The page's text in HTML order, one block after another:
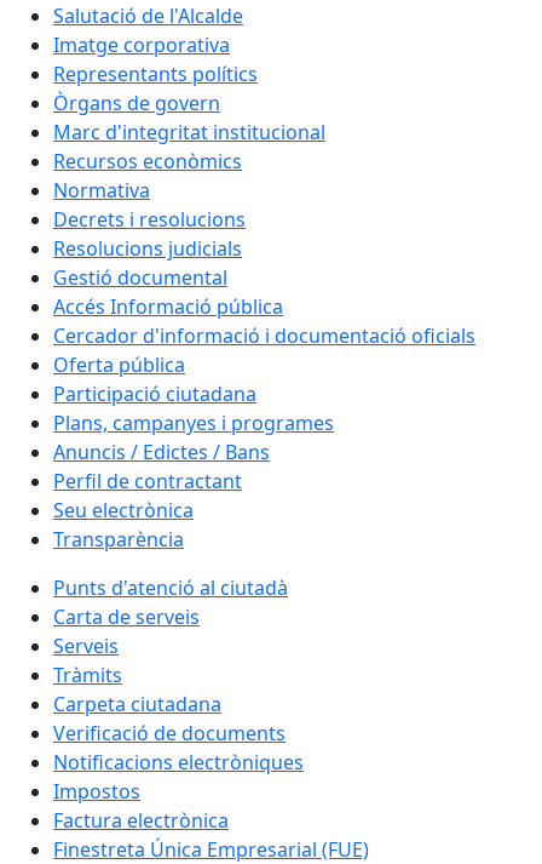
Salutació de l'Alcalde
Imatge corporativa
Representants polítics
Òrgans de govern
Marc d'integritat institucional
Recursos econòmics
Normativa
Decrets i resolucions
Resolucions judicials
Gestió documental
Accés Informació pública
Cercador d'informació i documentació oficials
Oferta pública
Participació ciutadana
Plans, campanyes i programes
Anuncis / Edictes / Bans
Perfil de contractant
Seu electrònica
Transparència
Punts d'atenció al ciutadà
Carta de serveis
Serveis
Tràmits
Carpeta ciutadana
Verificació de documents
Notificacions electròniques
Impostos
Factura electrònica
Finestreta Única Empresarial (FUE)